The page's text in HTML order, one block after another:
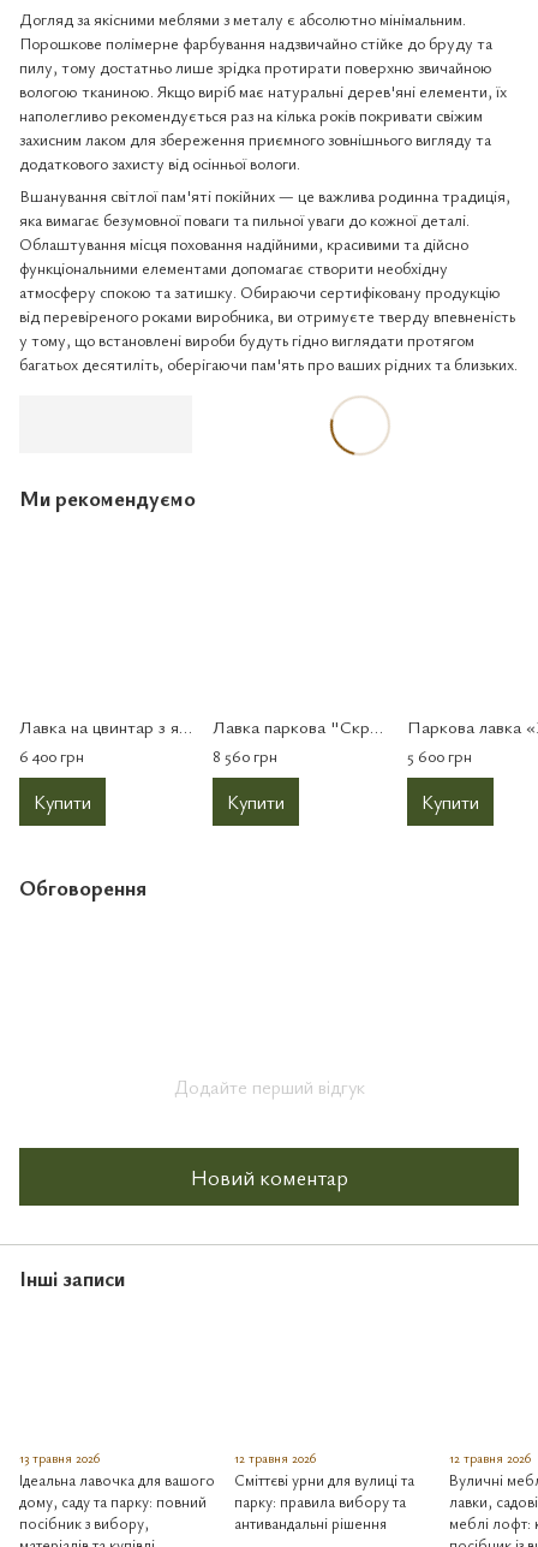
Догляд за якісними меблями з металу є абсолютно мінімальним.
Порошкове полімерне фарбування надзвичайно стійке до бруду та
пилу, тому достатньо лише зрідка протирати поверхню звичайною
вологою тканиною. Якщо виріб має натуральні дерев'яні елементи, їх
наполегливо рекомендується раз на кілька років покривати свіжим
захисним лаком для збереження приємного зовнішнього вигляду та
додаткового захисту від осінньої вологи.
Вшанування світлої пам'яті покійних — це важлива родинна традиція,
яка вимагає безумовної поваги та пильної уваги до кожної деталі.
Облаштування місця поховання надійними, красивими та дійсно
функціональними елементами допомагає створити необхідну
атмосферу спокою та затишку. Обираючи сертифіковану продукцію
від перевіреного роками виробника, ви отримуєте тверду впевненість
у тому, що встановлені вироби будуть гідно виглядати протягом
багатьох десятиліть, оберігаючи пам'ять про ваших рідних та близьких.
Ми рекомендуємо
Лавка на цвинтар з ящиком «Вічність‎»
6 400 грн
Купити
Лавка паркова "Скринька"
8 560 грн
Купити
5 600 грн
Купити
Обговорення
Додайте перший відгук
Новий коментар
Інші записи
13 травня 2026
Ідеальна лавочка для вашого
дому, саду та парку: повний
посібник з вибору,
12 травня 2026
Сміттєві урни для вулиці та
парку: правила вибору та
антивандальні рішення
12 травня 2026
Вуличні
лавки,
меблі лофт: